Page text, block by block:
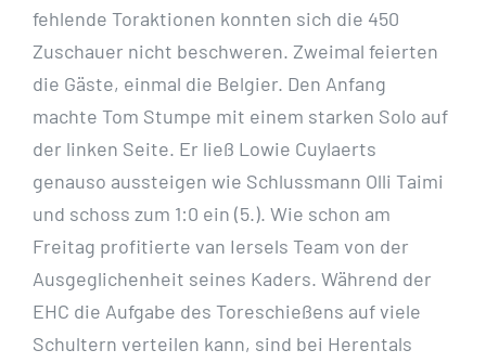
fehlende Toraktionen konnten sich die 450
Zuschauer nicht beschweren. Zweimal feierten
die Gäste, einmal die Belgier. Den Anfang
machte Tom Stumpe mit einem starken Solo auf
der linken Seite. Er ließ Lowie Cuylaerts
genauso aussteigen wie Schlussmann Olli Taimi
und schoss zum 1:0 ein (5.). Wie schon am
Freitag profitierte van Iersels Team von der
Ausgeglichenheit seines Kaders. Während der
EHC die Aufgabe des Toreschießens auf viele
Schultern verteilen kann, sind bei Herentals